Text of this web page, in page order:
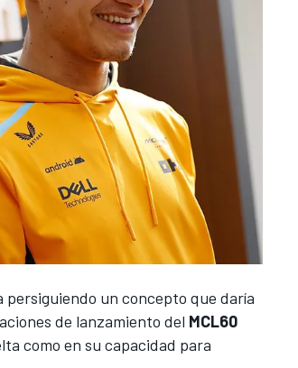
persiguiendo un concepto que daría
de lanzamiento del MCL60
como en su capacidad para